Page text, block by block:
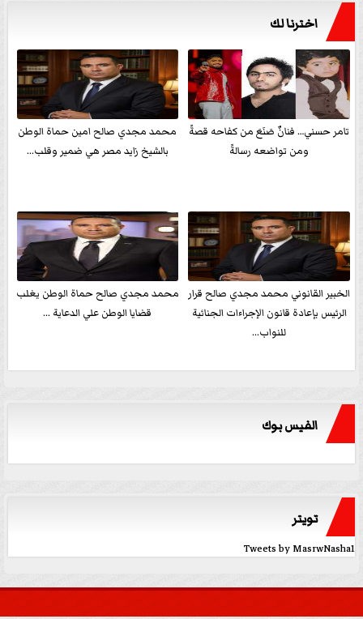
اخترنا لك
تامر حسني… فنانٌ صَنَعَ من كفاحه قصةً
ومن تواضعه رسالةً
محمد مجدي صالح امين حماة الوطن
بالشيخ زايد مصر هي ضمير وقلب...
الخبير القانوني محمد مجدي صالح قرار
الرئيس بإعادة قانون الإجراءات الجنائية
للنواب...
محمد مجدي صالح حماة الوطن يغلب
قضايا الوطن علي الدعاية ...
الفيس بوك
تويتر
Tweets by MasrwNasha1